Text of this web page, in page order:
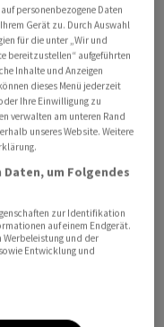
und neue
spezialisierte
Produkte. In
Stellen im
der einzelnen
werden. Das
in
Plattformen an.
und
personenbezogene Daten
Gerät zu. Durch Auswahl
für die unter „Wir und
bereitzustellen“ aufgeführten
Inhalte und Anzeigen
dieses Menü jederzeit
Ihre Einwilligung zu
verwalten am unteren Rand
unseres Website. Weitere
um Folgendes
zur Identifikation
auf einem Endgerät.
Werbeleistung und der
Entwicklung und